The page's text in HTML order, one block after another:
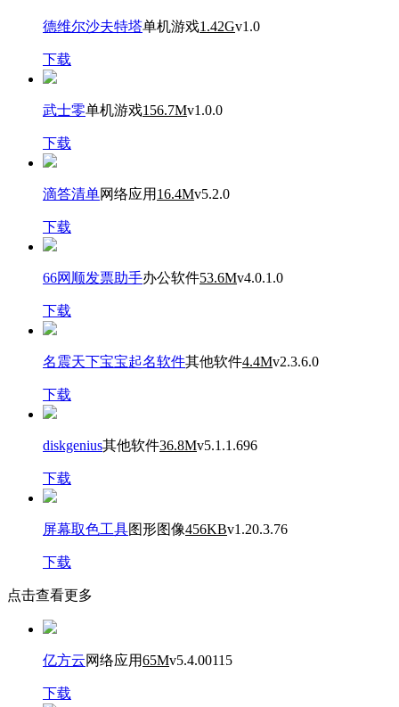
德维尔沙夫特塔单机游戏1.42Gv1.0
下载
武士零单机游戏156.7Mv1.0.0
下载
滴答清单网络应用 16.4Mv5.2.0
下载
66网顺发票助手办公软件53.6Mv4.0.1.0
下载
名震天下宝宝起名软件其他软件4.4Mv2.3.6.0
下载
diskgenius其他软件36.8Mv5.1.1.696
下载
屏幕取色工具图形图像456KBv1.20.3.76
下载
点击查看更多
亿方云网络应用65Mv5.4.00115
下载